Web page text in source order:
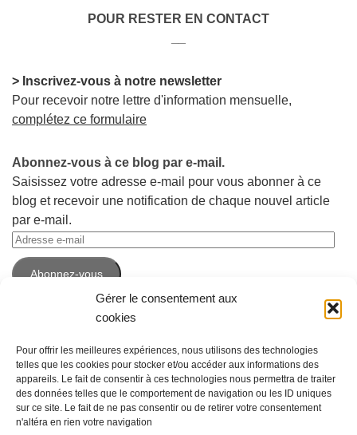
Gérer le consentement aux
cookies
Pour offrir les meilleures expériences, nous utilisons des technologies
telles que les cookies pour stocker et/ou accéder aux informations des
appareils. Le fait de consentir à ces technologies nous permettra de traiter
des données telles que le comportement de navigation ou les ID uniques
sur ce site. Le fait de ne pas consentir ou de retirer votre consentement
n'altéra en rien votre navigation
POUR RESTER EN CONTACT
> Inscrivez-vous à notre newsletter
Pour recevoir notre lettre d'information mensuelle,
complétez ce formulaire
Abonnez-vous à ce blog par e-mail.
Saisissez votre adresse e-mail pour vous abonner à ce
blog et recevoir une notification de chaque nouvel article
par e-mail.
Adresse
e-
mailAbonnez-vous